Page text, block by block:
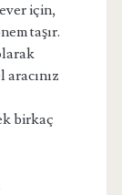
için,
taşır.
birkaç